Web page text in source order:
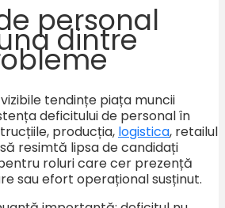
personal
dintre
tendințe piața muncii
deficitului de personal în
producția, logistica, retailul
resimtă lipsa de candidați
roluri care cer prezență
sau efort operațional susținut.